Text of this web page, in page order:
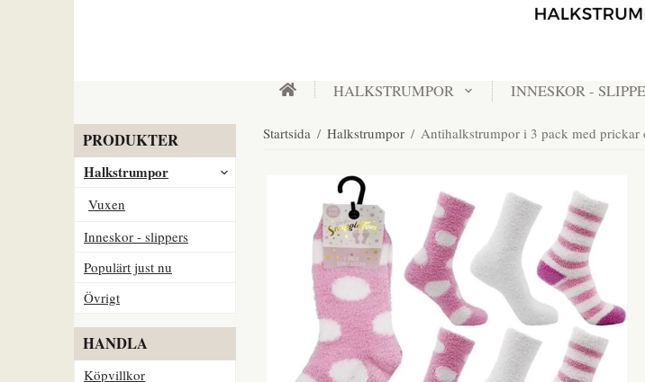
HALKSTRUMPOR INNESKOR -
PRODUKTER
Halkstrumpor
Vuxen
Inneskor - slippers
Populärt just nu
Övrigt
HANDLA
Köpvillkor
Startsida / Halkstrumpor / Antihalkstrumpor i 3 pack med prickar